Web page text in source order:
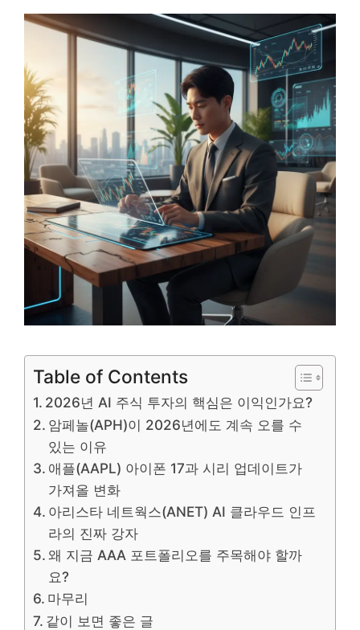
Table of Contents
2026년 AI 주식 투자의 핵심은 이익인가요?
암페놀(APH)이 2026년에도 계속 오를 수
있는 이유
애플(AAPL) 아이폰 17과 시리 업데이트가
가져올 변화
아리스타 네트웍스(ANET) AI 클라우드 인프
라의 진짜 강자
왜 지금 AAA 포트폴리오를 주목해야 할까
요?
마무리
같이 보면 좋은 글